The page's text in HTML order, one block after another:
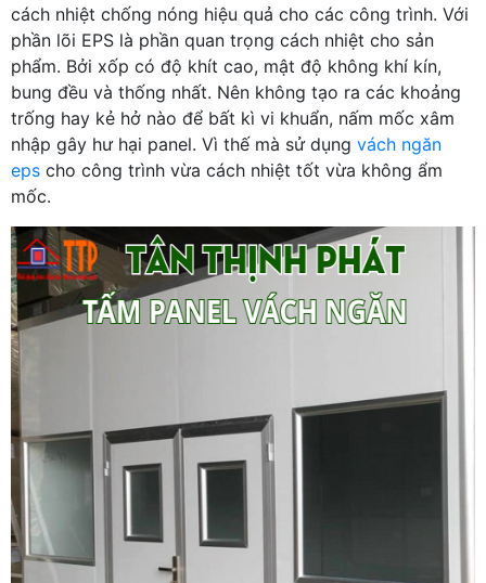
cách nhiệt chống nóng hiệu quả cho các công trình. Với
phần lõi EPS là phần quan trọng cách nhiệt cho sản
phẩm. Bởi xốp có độ khít cao, mật độ không khí kín,
bung đều và thống nhất. Nên không tạo ra các khoảng
trống hay kẻ hở nào để bất kì vi khuẩn, nấm mốc xâm
nhập gây hư hại panel. Vì thế mà sử dụng vách ngăn
eps cho công trình vừa cách nhiệt tốt vừa không ẩm
mốc.